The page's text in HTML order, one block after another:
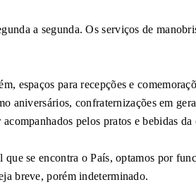
a segunda. Os serviços de
espaços para recepções e
aniversários, confraternizações em
pelos pratos e bebidas
que se encontra o País, optamos por
breve, porém indeterminado.